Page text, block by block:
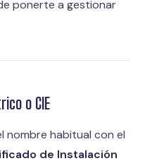
ponerte a gestionar
o CIE
nombre habitual con el
de Instalación